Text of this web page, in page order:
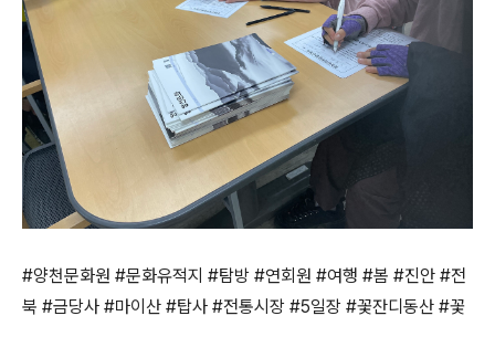
#양천문화원 #문화유적지 #탐방 #연회원 #여행 #봄 #진안 #전
북 #금당사 #마이산 #탑사 #전통시장 #5일장 #꽃잔디동산 #꽃